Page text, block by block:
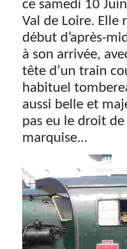
ce samedi 10
Val de Loire. Elle
début d’après-
à son arrivée,
tête d’un train
habituel
aussi belle et
pas eu le droit
marquise...